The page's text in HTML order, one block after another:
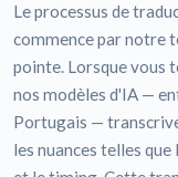
Le processus de
commence par notre
pointe. Lorsque vous
nos modèles d'IA —
Portugais —
les nuances telles